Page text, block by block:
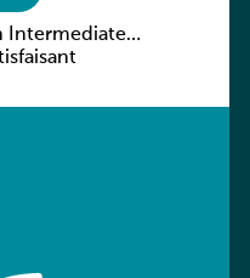
Intermediate